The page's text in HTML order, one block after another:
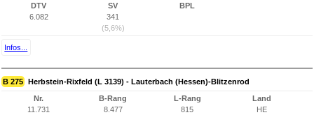
DTV
6.082
SV
341
(5,6%)
BPL
Infos...
B 275 Herbstein-Rixfeld (L 3139) - Lauterbach (Hessen)-Blitzenrod
Nr.
11.731
B-Rang
8.477
L-Rang
815
Land
HE